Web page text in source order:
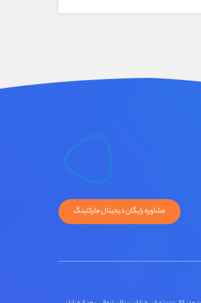
مشاوره رایگان دیجیتال مارکتینگ